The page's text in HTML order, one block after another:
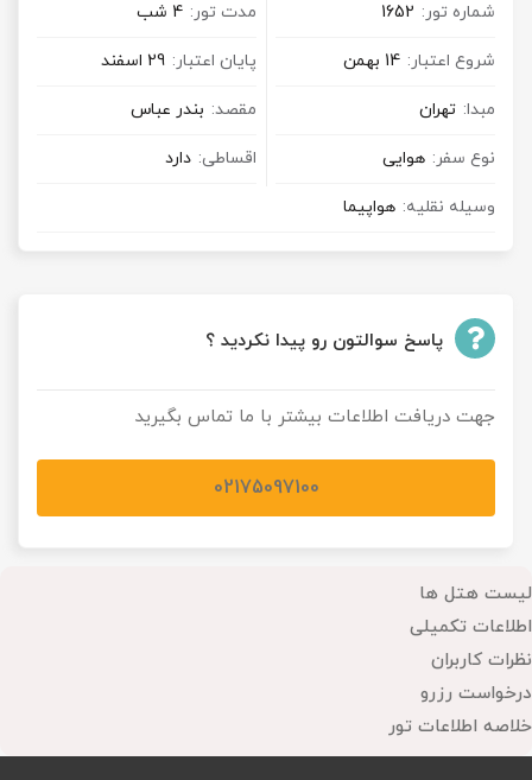
لیست هتل ها
اطلاعات تکمیلی
نظرات کاربران
درخواست رزرو
خلاصه اطلاعات تور
شماره تور: 1652 مدت تور: 4 شب
شروع اعتبار: 14 بهمن پایان اعتبار: 29 اسفند
مبدا: تهران مقصد: بندر عباس
نوع سفر: هوایی اقساطی: دارد
وسیله نقلیه: هواپیما
پاسخ سوالتون رو پیدا نکردید ؟
جهت دریافت اطلاعات بیشتر با ما تماس بگیرید
02175097100